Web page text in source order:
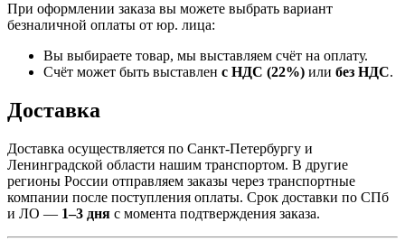
При оформлении заказа вы можете выбрать вариант
безналичной оплаты от юр. лица:
Вы выбираете товар, мы выставляем счёт на оплату.
Счёт может быть выставлен с НДС (22%) или без НДС.
Доставка
Доставка осуществляется по Санкт-Петербургу и
Ленинградской области нашим транспортом. В другие
регионы России отправляем заказы через транспортные
компании после поступления оплаты. Срок доставки по СПб
и ЛО — 1–3 дня с момента подтверждения заказа.